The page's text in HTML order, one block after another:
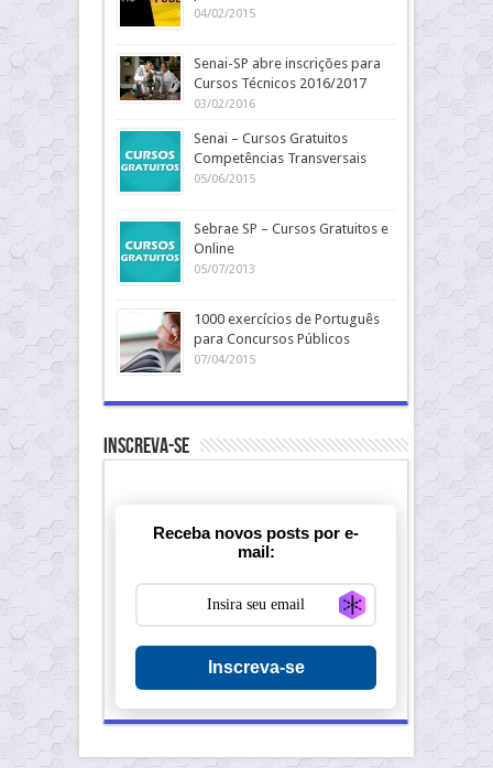
04/02/2015
Senai-SP abre inscrições para
Cursos Técnicos 2016/2017
03/02/2016
Senai – Cursos Gratuitos
Competências Transversais
05/06/2015
Sebrae SP – Cursos Gratuitos e
Online
05/07/2013
1000 exercícios de Português
para Concursos Públicos
07/04/2015
Inscreva-se
Receba novos posts por e-
mail:
Inscreva-se